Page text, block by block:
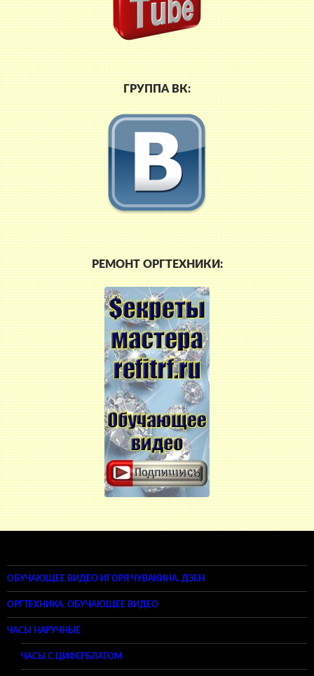
ГРУППА ВК:
РЕМОНТ ОРГТЕХНИКИ:
ОБУЧАЮЩЕЕ ВИДЕО ИГОРЯ ЧУВАКИНА. ДЗЕН
ОРГТЕХНИКА. ОБУЧАЮЩЕЕ ВИДЕО
ЧАСЫ НАРУЧНЫЕ
ЧАСЫ С ЦИФЕРБЛАТОМ